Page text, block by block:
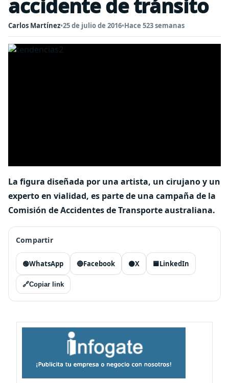
accidente de tránsito
Carlos Martínez•25 de julio de 2016•Hace 523 semanas
La figura diseñada por una artista, un cirujano y un
experto en vialidad, es parte de una campaña de la
Comisión de Accidentes de Transporte australiana.
Compartir
🟢WhatsApp 🔵Facebook ⚫X 🟦LinkedIn
🔗Copiar link